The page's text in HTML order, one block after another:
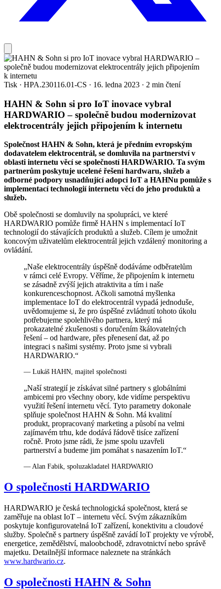
Tisk · HPA.230116.01-CS · 16. ledna 2023 · 2 min čtení
HAHN & Sohn si pro IoT inovace vybral
HARDWARIO – společně budou modernizovat
elektrocentrály jejich připojením k internetu
Společnost HAHN & Sohn, která je předním evropským
dodavatelem elektrocentrál, se domluvila na partnerství v
oblasti internetu věcí se společností HARDWARIO. Ta svým
partnerům poskytuje ucelené řešení hardwaru, služeb a
odborné podpory usnadňující adopci IoT a HAHNu pomůže s
implementací technologií internetu věcí do jeho produktů a
služeb.
Obě společnosti se domluvily na spolupráci, ve které
HARDWARIO pomůže firmě HAHN s implementací IoT
technologií do stávajících produktů a služeb. Cílem je umožnit
koncovým uživatelům elektrocentrál jejich vzdálený monitoring a
ovládání.
„Naše elektrocentrály úspěšně dodáváme odběratelům
v rámci celé Evropy. Věříme, že připojením k internetu
se zásadně zvýší jejich atraktivita a tím i naše
konkurenceschopnost. Ačkoli samotná myšlenka
implementace IoT do elektrocentrál vypadá jednoduše,
uvědomujeme si, že pro úspěšné zvládnutí tohoto úkolu
potřebujeme spolehlivého partnera, který má
prokazatelné zkušenosti s doručením škálovatelných
řešení – od hardware, přes přenesení dat, až po
integraci s našimi systémy. Proto jsme si vybrali
HARDWARIO.“
— Lukáš HAHN, majitel společnosti
„Naší strategií je získávat silné partnery s globálními
ambicemi pro všechny obory, kde vidíme perspektivu
využití řešení internetu věcí. Tyto parametry dokonale
splňuje společnost HAHN & Sohn. Má kvalitní
produkt, propracovaný marketing a působí na velmi
zajímavém trhu, kde dodává řádově tisíce zařízení
ročně. Proto jsme rádi, že jsme spolu uzavřeli
partnerství a budeme jim pomáhat s nasazením IoT.“
— Alan Fabik, spoluzakladatel HARDWARIO
O společnosti HARDWARIO
HARDWARIO je česká technologická společnost, která se
zaměřuje na oblast IoT – internetu věcí. Svým zákazníkům
poskytuje konfigurovatelná IoT zařízení, konektivitu a cloudové
služby. Společně s partnery úspěšně zavádí IoT projekty ve výrobě,
energetice, zemědělství, maloobchodě, zdravotnictví nebo správě
majetku. Detailnější informace naleznete na stránkách
www.hardwario.cz.
O společnosti HAHN & Sohn